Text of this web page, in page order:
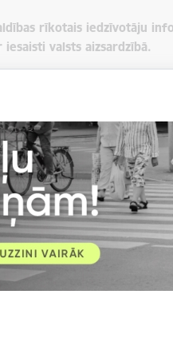
rīkotais iedzīvotāju
valsts aizsardzībā.
nosargāšana ir visas
iedzīvotājs var dot savu
Nacionālajiem bruņotajiem
nākamgad noteikti
no astoņiem pašvaldības
informēja
neatkarīgi no
palīdz neapjukt un